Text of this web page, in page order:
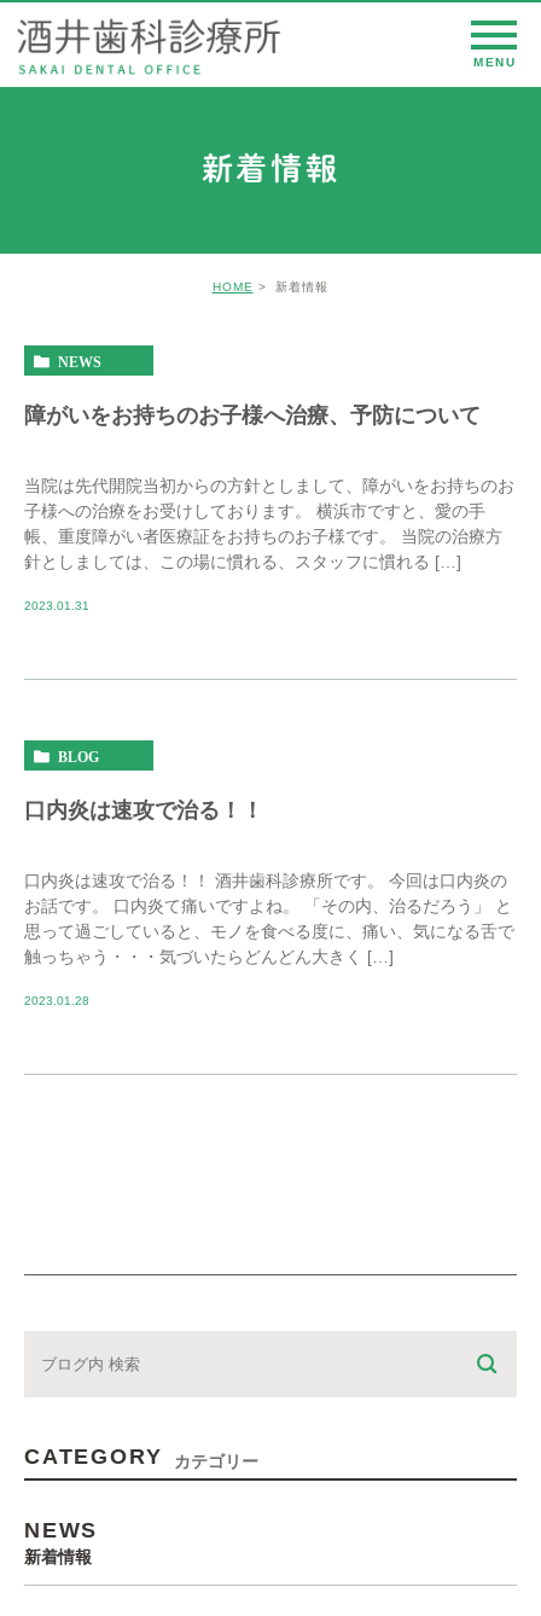
新着情報
HOME 新着情報
NEWS
障がいをお持ちのお子様へ治療、予防について
当院は先代開院当初からの方針としまして、障がいをお持ちのお
子様への治療をお受けしております。 横浜市ですと、愛の手
帳、重度障がい者医療証をお持ちのお子様です。 当院の治療方
針としましては、この場に慣れる、スタッフに慣れる […]
2023.01.31
BLOG
口内炎は速攻で治る！！
口内炎は速攻で治る！！ 酒井歯科診療所です。 今回は口内炎の
お話です。 口内炎て痛いですよね。 「その内、治るだろう」 と
思って過ごしていると、モノを食べる度に、痛い、気になる舌で
触っちゃう・・・気づいたらどんどん大きく […]
2023.01.28
CATEGORY カテゴリー
NEWS
新着情報